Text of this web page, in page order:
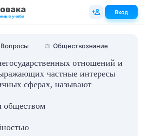
Вопросы ⚖️ Обществознание
отношений и
частные интересы
сферах, называют
обществом
Вход